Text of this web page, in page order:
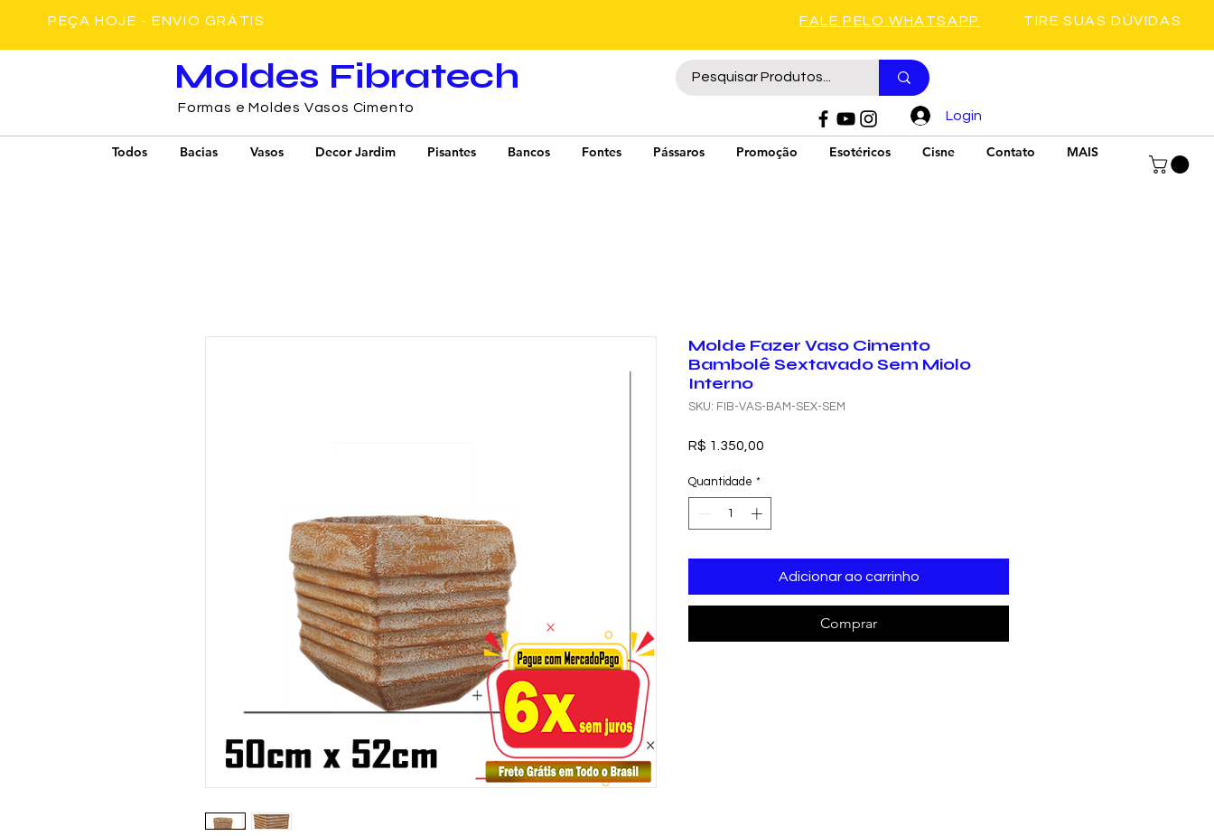
PEÇA HOJE - ENVIO GRÁTIS FALE PELO WHATSAPP TIRE SUAS DÚVIDAS
Todos Bacias Vasos Decor Jardim Pisantes Bancos Fontes Pássaros Promoção Esotéricos Cisne Contato MAIS
Moldes Fibratech
Login
Formas e Moldes Vasos Cimento
Molde Fazer Vaso Cimento
Bambolê Sextavado Sem Miolo
Interno
SKU: FIB-VAS-BAM-SEX-SEM
R$ 1.350,00
Quantidade *
Adicionar ao carrinho
Comprar